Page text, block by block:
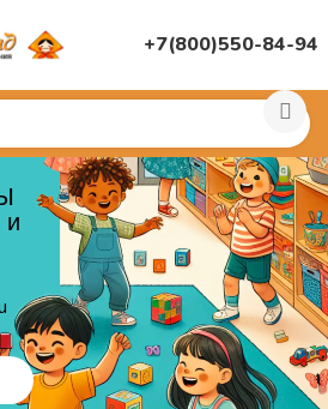
+7(800)550-84-94
и